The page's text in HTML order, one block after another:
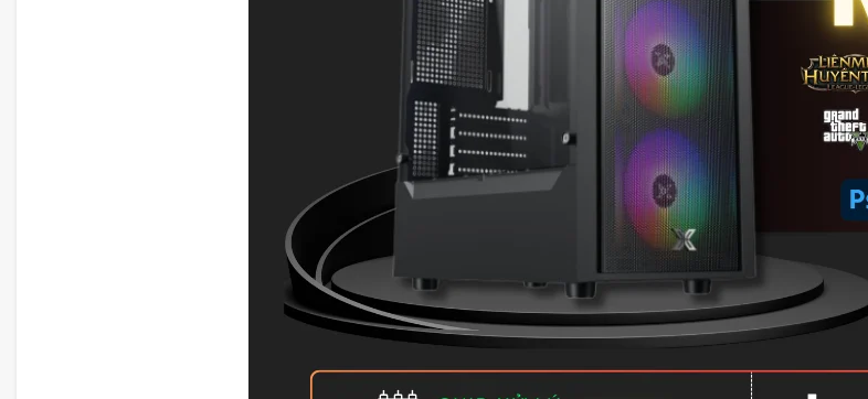
Bo mạch chủ mainboard ASUS H610M D4
Sử dụng bo mạch chủ Asus H610M D4 hỗ trợ đầy đủ các cổng giao tiếp:
1 khe cắm SSD M.2 PCIe Gen3 x4